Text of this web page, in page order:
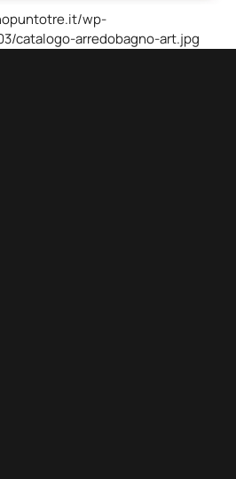
wp-
catalogo-arredobagno-art.jpg